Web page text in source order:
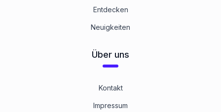
Entdecken
Neuigkeiten
Über uns
Kontakt
Impressum